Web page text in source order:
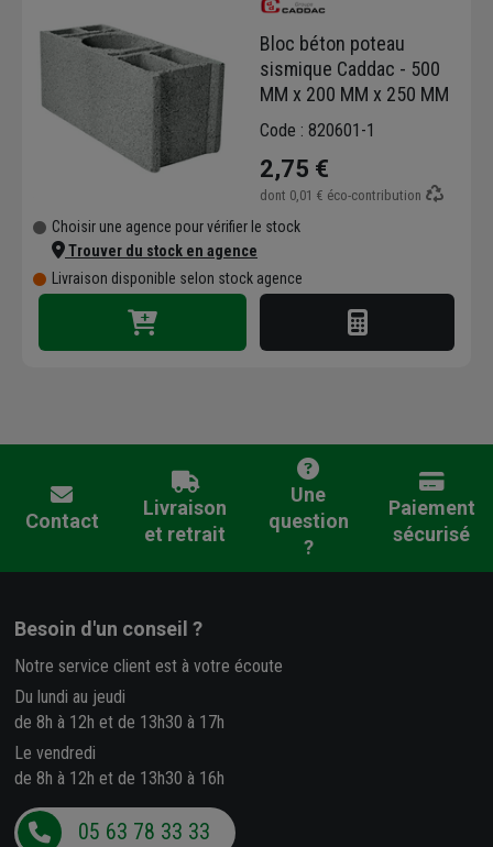
Bloc béton poteau
sismique Caddac - 500
MM x 200 MM x 250 MM
Code : 820601-1
2,75 €
dont 0,01 € éco-contribution
Choisir une agence pour vérifier le stock
Trouver du stock en agence
Livraison disponible selon stock agence
Contact
Livraison
et retrait
Une
question
?
Paiement
sécurisé
Besoin d'un conseil ?
Notre service client est à votre écoute
Du lundi au jeudi
de 8h à 12h et de 13h30 à 17h
Le vendredi
de 8h à 12h et de 13h30 à 16h
05 63 78 33 33